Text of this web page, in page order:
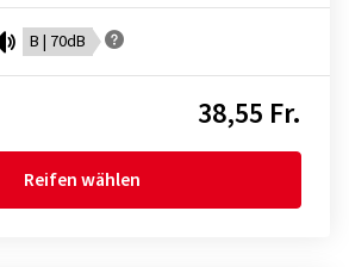
B | 70dB
38,55 Fr.
Reifen wählen